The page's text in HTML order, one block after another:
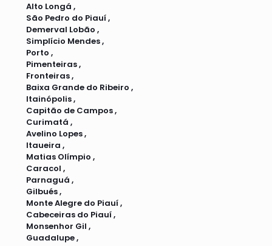
Alto Longá ,
São Pedro do Piauí ,
Demerval Lobão ,
Simplício Mendes ,
Porto ,
Pimenteiras ,
Fronteiras ,
Baixa Grande do Ribeiro ,
Itainópolis ,
Capitão de Campos ,
Curimatá ,
Avelino Lopes ,
Itaueira ,
Matias Olímpio ,
Caracol ,
Parnaguá ,
Gilbués ,
Monte Alegre do Piauí ,
Cabeceiras do Piauí ,
Monsenhor Gil ,
Guadalupe ,